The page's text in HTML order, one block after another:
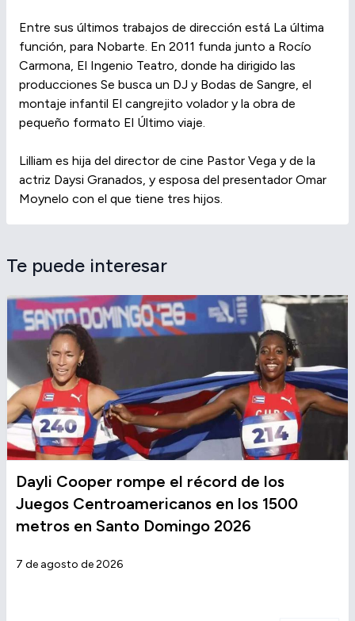
Entre sus últimos trabajos de dirección está La última
función, para Nobarte. En 2011 funda junto a Rocío
Carmona, El Ingenio Teatro, donde ha dirigido las
producciones Se busca un DJ y Bodas de Sangre, el
montaje infantil El cangrejito volador y la obra de
pequeño formato El Último viaje.
Lilliam es hija del director de cine Pastor Vega y de la
actriz Daysi Granados, y esposa del presentador Omar
Moynelo con el que tiene tres hijos.
Te puede interesar
Dayli Cooper rompe el récord de los
Juegos Centroamericanos en los 1500
metros en Santo Domingo 2026
7 de agosto de 2026